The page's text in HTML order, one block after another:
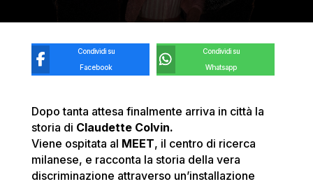
Condividi su
Facebook
Condividi su
Whatsapp
Dopo tanta attesa finalmente arriva in città la
storia di Claudette Colvin.
Viene ospitata al MEET, il centro di ricerca
milanese, e racconta la storia della vera
discriminazione attraverso un’installazione